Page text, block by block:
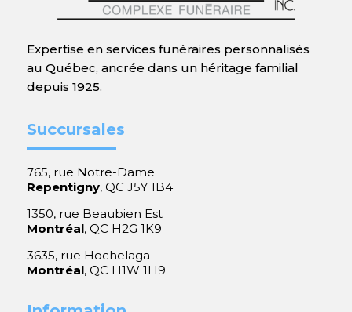
Expertise en services funéraires personnalisés
au Québec, ancrée dans un héritage familial
depuis 1925.
Succursales
765, rue Notre-Dame
Repentigny, QC J5Y 1B4
1350, rue Beaubien Est
Montréal, QC H2G 1K9
3635, rue Hochelaga
Montréal, QC H1W 1H9